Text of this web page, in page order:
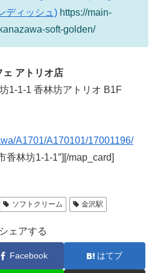
ディッシュ) https://main-
soft-golden/
ェ アトリオ店
1-1-1 香林坊アトリオ B1F
A1701/A170101/17001196/
香林坊1-1-1″][/map_card]
ソフトクリーム 金沢駅
シェアする
Facebook はてブ